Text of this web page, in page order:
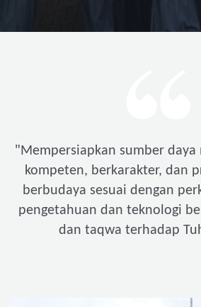
"Mempersiapkan sumber
kompeten, berkarakter, dan
berbudaya sesuai dengan
pengetahuan dan teknologi
dan taqwa terhadap